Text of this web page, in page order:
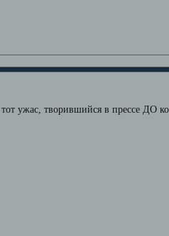
ужас, творившийся в прессе ДО